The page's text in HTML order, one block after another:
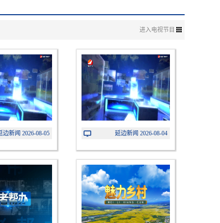
进入电视节目
边新闻 2026-08-05 延边新闻 2026-08-04